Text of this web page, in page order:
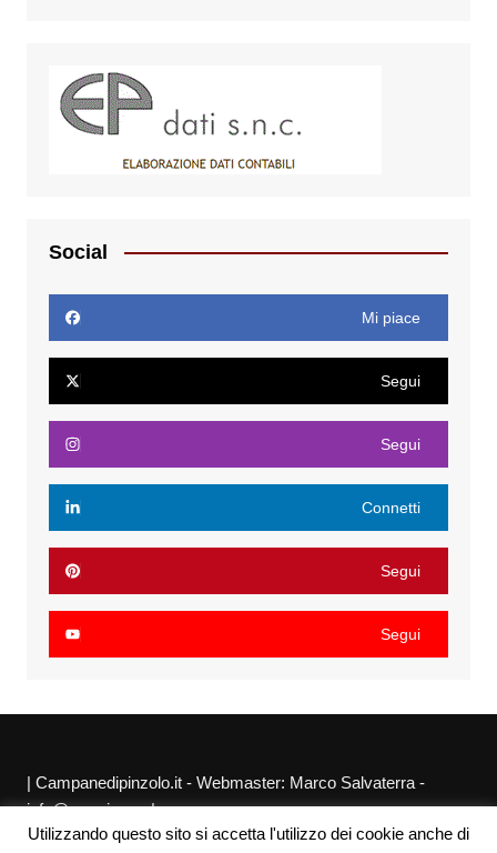
Social
Mi piace
Segui
Segui
Connetti
Segui
Segui
| Campanedipinzolo.it - Webmaster: Marco Salvaterra -
info@agraria.org |
Utilizzando questo sito si accetta l'utilizzo dei cookie anche di